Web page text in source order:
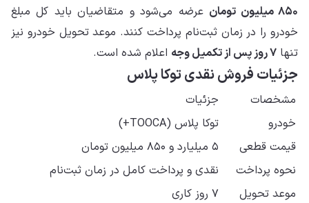
۸۵۰ میلیون تومان
عرضه می‌شود و متقاضیان باید کل مبلغ
خودرو را در زمان ثبت‌نام پرداخت کنند. موعد تحویل خودرو نیز
تنها ۷ روز پس از تکمیل وجه اعلام شده است.
جزئیات فروش نقدی توکا پلاس
مشخصات
جزئیات
خودرو
توکا پلاس (TOOCA+)
قیمت قطعی
۵ میلیارد و ۸۵۰ میلیون تومان
نحوه پرداخت
نقدی و پرداخت کامل در زمان ثبت‌نام
موعد تحویل
۷ روز کاری